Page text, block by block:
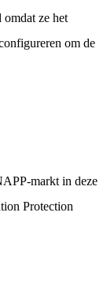
omdat ze het
om de
markt in deze
Protection